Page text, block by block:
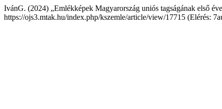
IvánG. (2024) „Emlékképek Magyarország uniós tagságának első
https://ojs3.mtak.hu/index.php/kszemle/article/view/17715 (Elérés: